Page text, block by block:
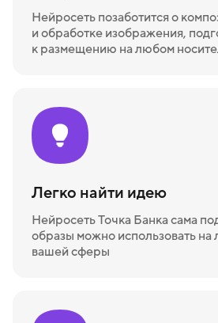
Нейросеть позаботится о
и обработке изображения,
к размещению на любом
Легко найти идею
Нейросеть Точка Банка сама
образы можно использовать на
вашей сферы